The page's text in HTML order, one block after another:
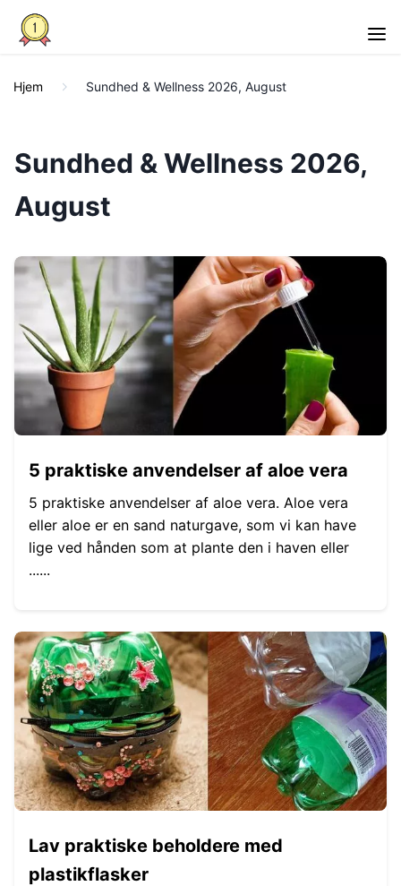
Hjem Sundhed & Wellness 2026, August
Sundhed & Wellness 2026,
August
5 praktiske anvendelser af aloe vera
5 praktiske anvendelser af aloe vera. Aloe vera
eller aloe er en sand naturgave, som vi kan have
lige ved hånden som at plante den i haven eller
......
Lav praktiske beholdere med
plastikflasker